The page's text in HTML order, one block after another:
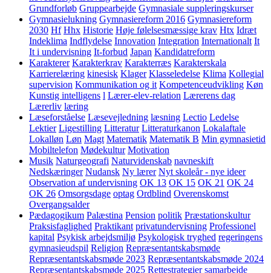
Grundforløb Gruppearbejde Gymnasiale suppleringskurser
Gymnasielukning Gymnasiereform 2016 Gymnasiereform
2030 Hf Hhx Historie Høje følelsesmæssige krav Htx Idræt
Indeklima Indflydelse Innovation Integration Internationalt It
It i undervisning It-forbud Japan Kandidatreform
Karakterer Karakterkrav Karakterræs Karakterskala
Karrierelæring kinesisk Klager Klasseledelse Klima Kollegial
supervision Kommunikation og it Kompetenceudvikling Køn
Kunstig intelligens l Lærer-elev-relation Lærerens dag
Lærerliv læring
Læseforståelse Læsevejledning læsning Lectio Ledelse
Lektier Ligestilling Litteratur Litteraturkanon Lokalaftale
Lokalløn Løn Magt Matematik Matematik B Min gymnasietid
Mobiltelefon Mødekultur Motivation
Musik Naturgeografi Naturvidenskab navneskift
Nedskæringer Nudansk Ny lærer Nyt skoleår - nye ideer
Observation af undervisning OK 13 OK 15 OK 21 OK 24
OK 26 Omsorgsdage optag Ordblind Overenskomst
Overgangsalder
Pædagogikum Palæstina Pension politik Præstationskultur
Praksisfaglighed Praktikant privatundervisning Professionel
kapital Psykisk arbejdsmiljø Psykologisk tryghed regeringens
gymnasieudspil Religion Repræsentantskabsmøde
Repræsentantskabsmøde 2023 Repræsentantskabsmøde 2024
Repræsentantskabsmøde 2025 Rettestrategier samarbejde